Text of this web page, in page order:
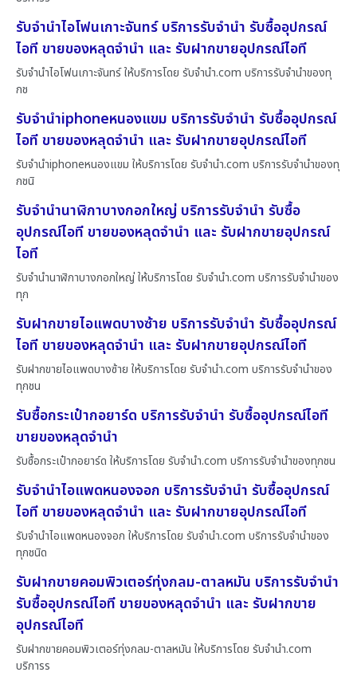
รับจำนำไอโฟนเกาะจันทร์ บริการรับจำนำ รับซื้ออุปกรณ์
ไอที ขายของหลุดจำนำ และ รับฝากขายอุปกรณ์ไอที
รับจำนำไอโฟนเกาะจันทร์ ให้บริการโดย รับจํานํา.com บริการรับจำนำของทุ
กช
รับจำนำiphoneหนองแขม บริการรับจำนำ รับซื้ออุปกรณ์
ไอที ขายของหลุดจำนำ และ รับฝากขายอุปกรณ์ไอที
รับจำนำiphoneหนองแขม ให้บริการโดย รับจํานํา.com บริการรับจำนำของทุ
กชนิ
รับจำนำนาฬิกาบางกอกใหญ่ บริการรับจำนำ รับซื้อ
อุปกรณ์ไอที ขายของหลุดจำนำ และ รับฝากขายอุปกรณ์
ไอที
รับจำนำนาฬิกาบางกอกใหญ่ ให้บริการโดย รับจํานํา.com บริการรับจำนำของ
ทุก
รับฝากขายไอแพดบางซ้าย บริการรับจำนำ รับซื้ออุปกรณ์
ไอที ขายของหลุดจำนำ และ รับฝากขายอุปกรณ์ไอที
รับฝากขายไอแพดบางซ้าย ให้บริการโดย รับจํานํา.com บริการรับจำนำของ
ทุกชน
รับซื้อกระเป๋ากอยาร์ด บริการรับจำนำ รับซื้ออุปกรณ์ไอที
ขายของหลุดจำนำ
รับซื้อกระเป๋ากอยาร์ด ให้บริการโดย รับจํานํา.com บริการรับจำนำของทุกชน
รับจำนำไอแพดหนองจอก บริการรับจำนำ รับซื้ออุปกรณ์
ไอที ขายของหลุดจำนำ และ รับฝากขายอุปกรณ์ไอที
รับจำนำไอแพดหนองจอก ให้บริการโดย รับจํานํา.com บริการรับจำนำของ
ทุกชนิด
รับฝากขายคอมพิวเตอร์ทุ่งกลม-ตาลหมัน บริการรับจำนำ
รับซื้ออุปกรณ์ไอที ขายของหลุดจำนำ และ รับฝากขาย
อุปกรณ์ไอที
รับฝากขายคอมพิวเตอร์ทุ่งกลม-ตาลหมัน ให้บริการโดย รับจํานํา.com
บริการร